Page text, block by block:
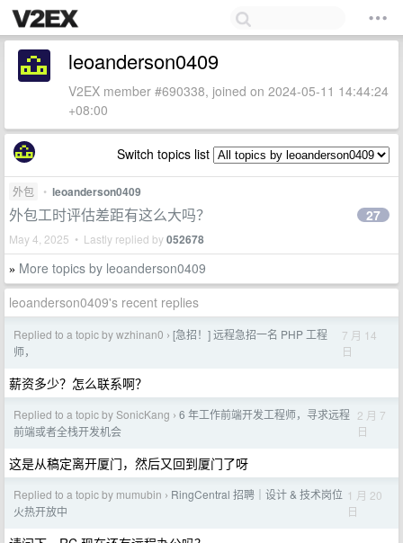
leoanderson0409
V2EX member #690338, joined on 2024-05-11 14:44:24
+08:00
Switch topics list
外包 • leoanderson0409
外包工时评估差距有这么大吗？
May 4, 2025 • Lastly replied by052678
27
» More topics by leoanderson0409
leoanderson0409's recent replies
Replied to a topic by wzhinan0 › [急招！] 远程急招一名 PHP 工程
师，
7 月 14
日
薪资多少？怎么联系啊？
Replied to a topic by SonicKang › 6 年工作前端开发工程师，寻求远程
前端或者全栈开发机会
2 月 7
日
这是从稿定离开厦门，然后又回到厦门了呀
Replied to a topic by mumubin › RingCentral 招聘｜设计 & 技术岗位
火热开放中
1 月 20
日